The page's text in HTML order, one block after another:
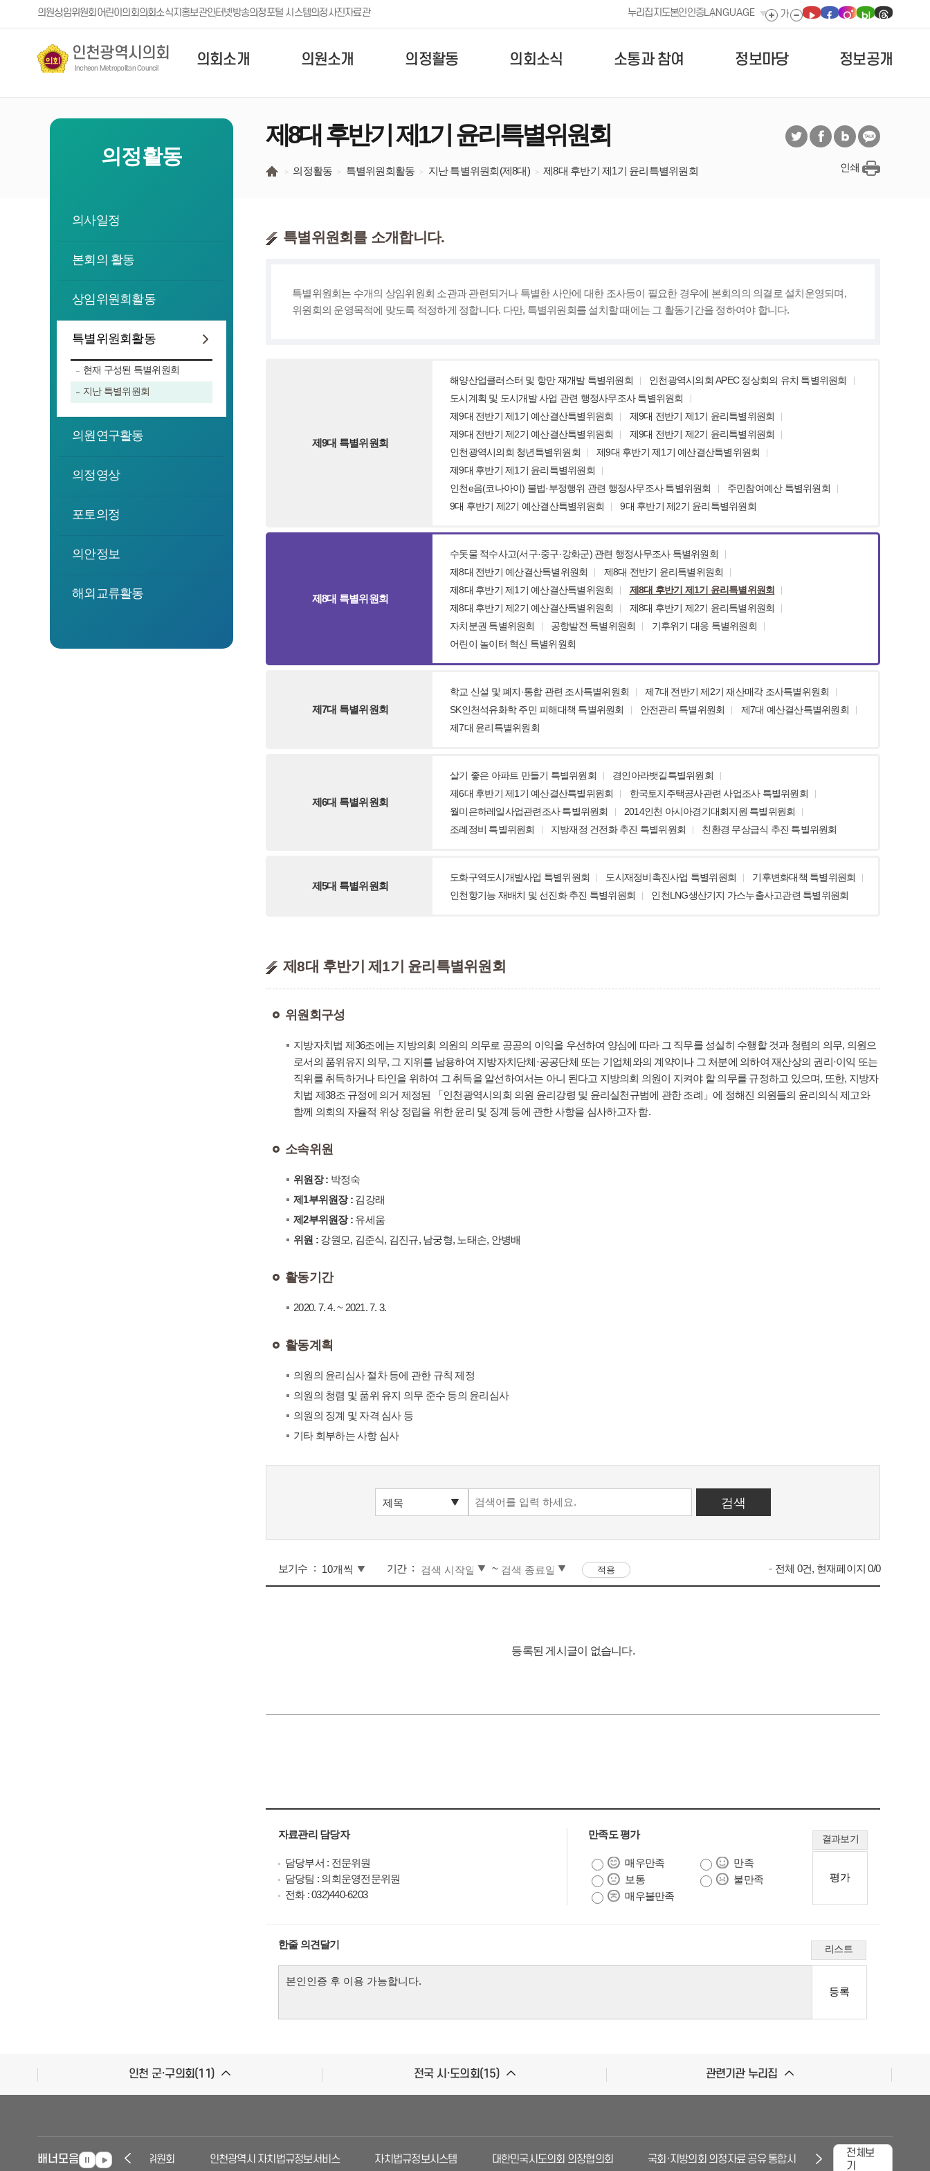
본문 바로가기
의원상임위원회어린이의회의회소식지 홍보관인터넷방송의정포털 시스템의정사진자료관 누리집지도본인인증LANGUAGE
인천광역시의회
Incheon Metropolitan Council
의회소개 의원소개 의정활동 의회소식 소통과 참여 정보마당 정보공개
의정활동
의사일정
본회의 활동
상임위원회활동
특별위원회활동
현재 구성된 특별위원회
지난 특별위원회
의원연구활동
의정영상
포토의정
의안정보
해외교류활동
제8대 후반기 제1기 윤리특별위원회
의정활동 특별위원회활동 지난 특별위원회(제8대) 제8대 후반기 제1기 윤리특별위원회 인쇄
특별위원회를 소개합니다.
특별위원회는 수개의 상임위원회 소관과 관련되거나 특별한 사안에 대한 조사등이 필요한 경우에 본회의의 의결로 설치운영되며,
위원회의 운영목적에 맞도록 적정하게 정합니다. 다만, 특별위원회를 설치할 때에는 그 활동기간을 정하여야 합니다.
제9대 특별위원회
해양산업클러스터 및 항만 재개발 특별위원회
인천광역시의회 APEC 정상회의 유치 특별위원회
도시계획 및 도시개발 사업 관련 행정사무조사 특별위원회
제9대 전반기 제1기 예산결산특별위원회
제9대 전반기 제1기 윤리특별위원회
제9대 전반기 제2기 예산결산특별위원회
제9대 전반기 제2기 윤리특별위원회
인천광역시의회 청년특별위원회
제9대 후반기 제1기 예산결산특별위원회
제9대 후반기 제1기 윤리특별위원회
인천e음(코나아이) 불법·부정행위 관련 행정사무조사 특별위원회
주민참여예산 특별위원회
9대 후반기 제2기 예산결산특별위원회
9대 후반기 제2기 윤리특별위원회
제8대 특별위원회
수돗물 적수사고(서구·중구·강화군) 관련 행정사무조사 특별위원회
제8대 전반기 예산결산특별위원회
제8대 전반기 윤리특별위원회
제8대 후반기 제1기 예산결산특별위원회
제8대 후반기 제1기 윤리특별위원회
제8대 후반기 제2기 예산결산특별위원회
제8대 후반기 제2기 윤리특별위원회
자치분권 특별위원회
공항발전 특별위원회
기후위기 대응 특별위원회
어린이 놀이터 혁신 특별위원회
제7대 특별위원회
학교 신설 및 폐지·통합 관련 조사특별위원회
제7대 전반기 제2기 재산매각 조사특별위원회
SK인천석유화학 주민 피해대책 특별위원회
안전관리 특별위원회
제7대 예산결산특별위원회
제7대 윤리특별위원회
제6대 특별위원회
살기 좋은 아파트 만들기 특별위원회
경인아라뱃길특별위원회
제6대 후반기 제1기 예산결산특별위원회
한국토지주택공사관련 사업조사 특별위원회
월미은하레일사업관련조사 특별위원회
2014인천 아시아경기대회지원 특별위원회
조례정비 특별위원회
지방재정 건전화 추진 특별위원회 친환경 무상급식 추진 특별위원회
제5대 특별위원회
도화구역도시개발사업 특별위원회 도시재정비촉진사업 특별위원회
기후변화대책 특별위원회
인천항기능 재배치 및 선진화 추진 특별위원회
인천LNG생산기지 가스누출사고관련 특별위원회
제8대 후반기 제1기 윤리특별위원회
위원회구성
지방자치법 제36조에는 지방의회 의원의 의무로 공공의 이익을 우선하여 양심에 따라 그 직무를 성실히 수행할 것과 청렴의 의무, 의원으
로서의 품위유지 의무, 그 지위를 남용하여 지방자치단체·공공단체 또는 기업체와의 계약이나 그 처분에 의하여 재산상의 권리·이익 또는
직위를 취득하거나 타인을 위하여 그 취득을 알선하여서는 아니 된다고 지방의회 의원이 지켜야 할 의무를 규정하고 있으며, 또한, 지방자
치법 제38조 규정에 의거 제정된 「인천광역시의회 의원 윤리강령 및 윤리실천규범에 관한 조례」에 정해진 의원들의 윤리의식 제고와
함께 의회의 자율적 위상 정립을 위한 윤리 및 징계 등에 관한 사항을 심사하고자 함.
소속위원
위원장 : 박정숙
제1부위원장 : 김강래
제2부위원장 : 유세움
위원 : 강원모, 김준식, 김진규, 남궁형, 노태손, 안병배
활동기간
2020. 7. 4. ~ 2021. 7. 3.
활동계획
의원의 윤리심사 절차 등에 관한 규칙 제정
의원의 청렴 및 품위 유지 의무 준수 등의 윤리심사
의원의 징계 및 자격 심사 등
기타 회부하는 사항 심사
보기수 기간 ~ 전체 0건, 현재페이지 0/0
등록된 게시글이 없습니다.
자료관리 담당자
담당부서 : 전문위원
담당팀 : 의회운영전문위원
전화 : 032)440-6203
만족도 평가 결과보기
매우만족
만족
보통
불만족
매우불만족
한줄 의견달기 리스트
인천 군·구의회(11) 전국 시·도의회(15) 관련기관 누리집
배너모음인천자치경찰위원회 인천광역시 자치법규정보서비스 자치법규정보시스템 대한민국시도의회 의장협의회 국회·지방의회 의정자료 공유 통합시스템 대한민국국회
전체보
기